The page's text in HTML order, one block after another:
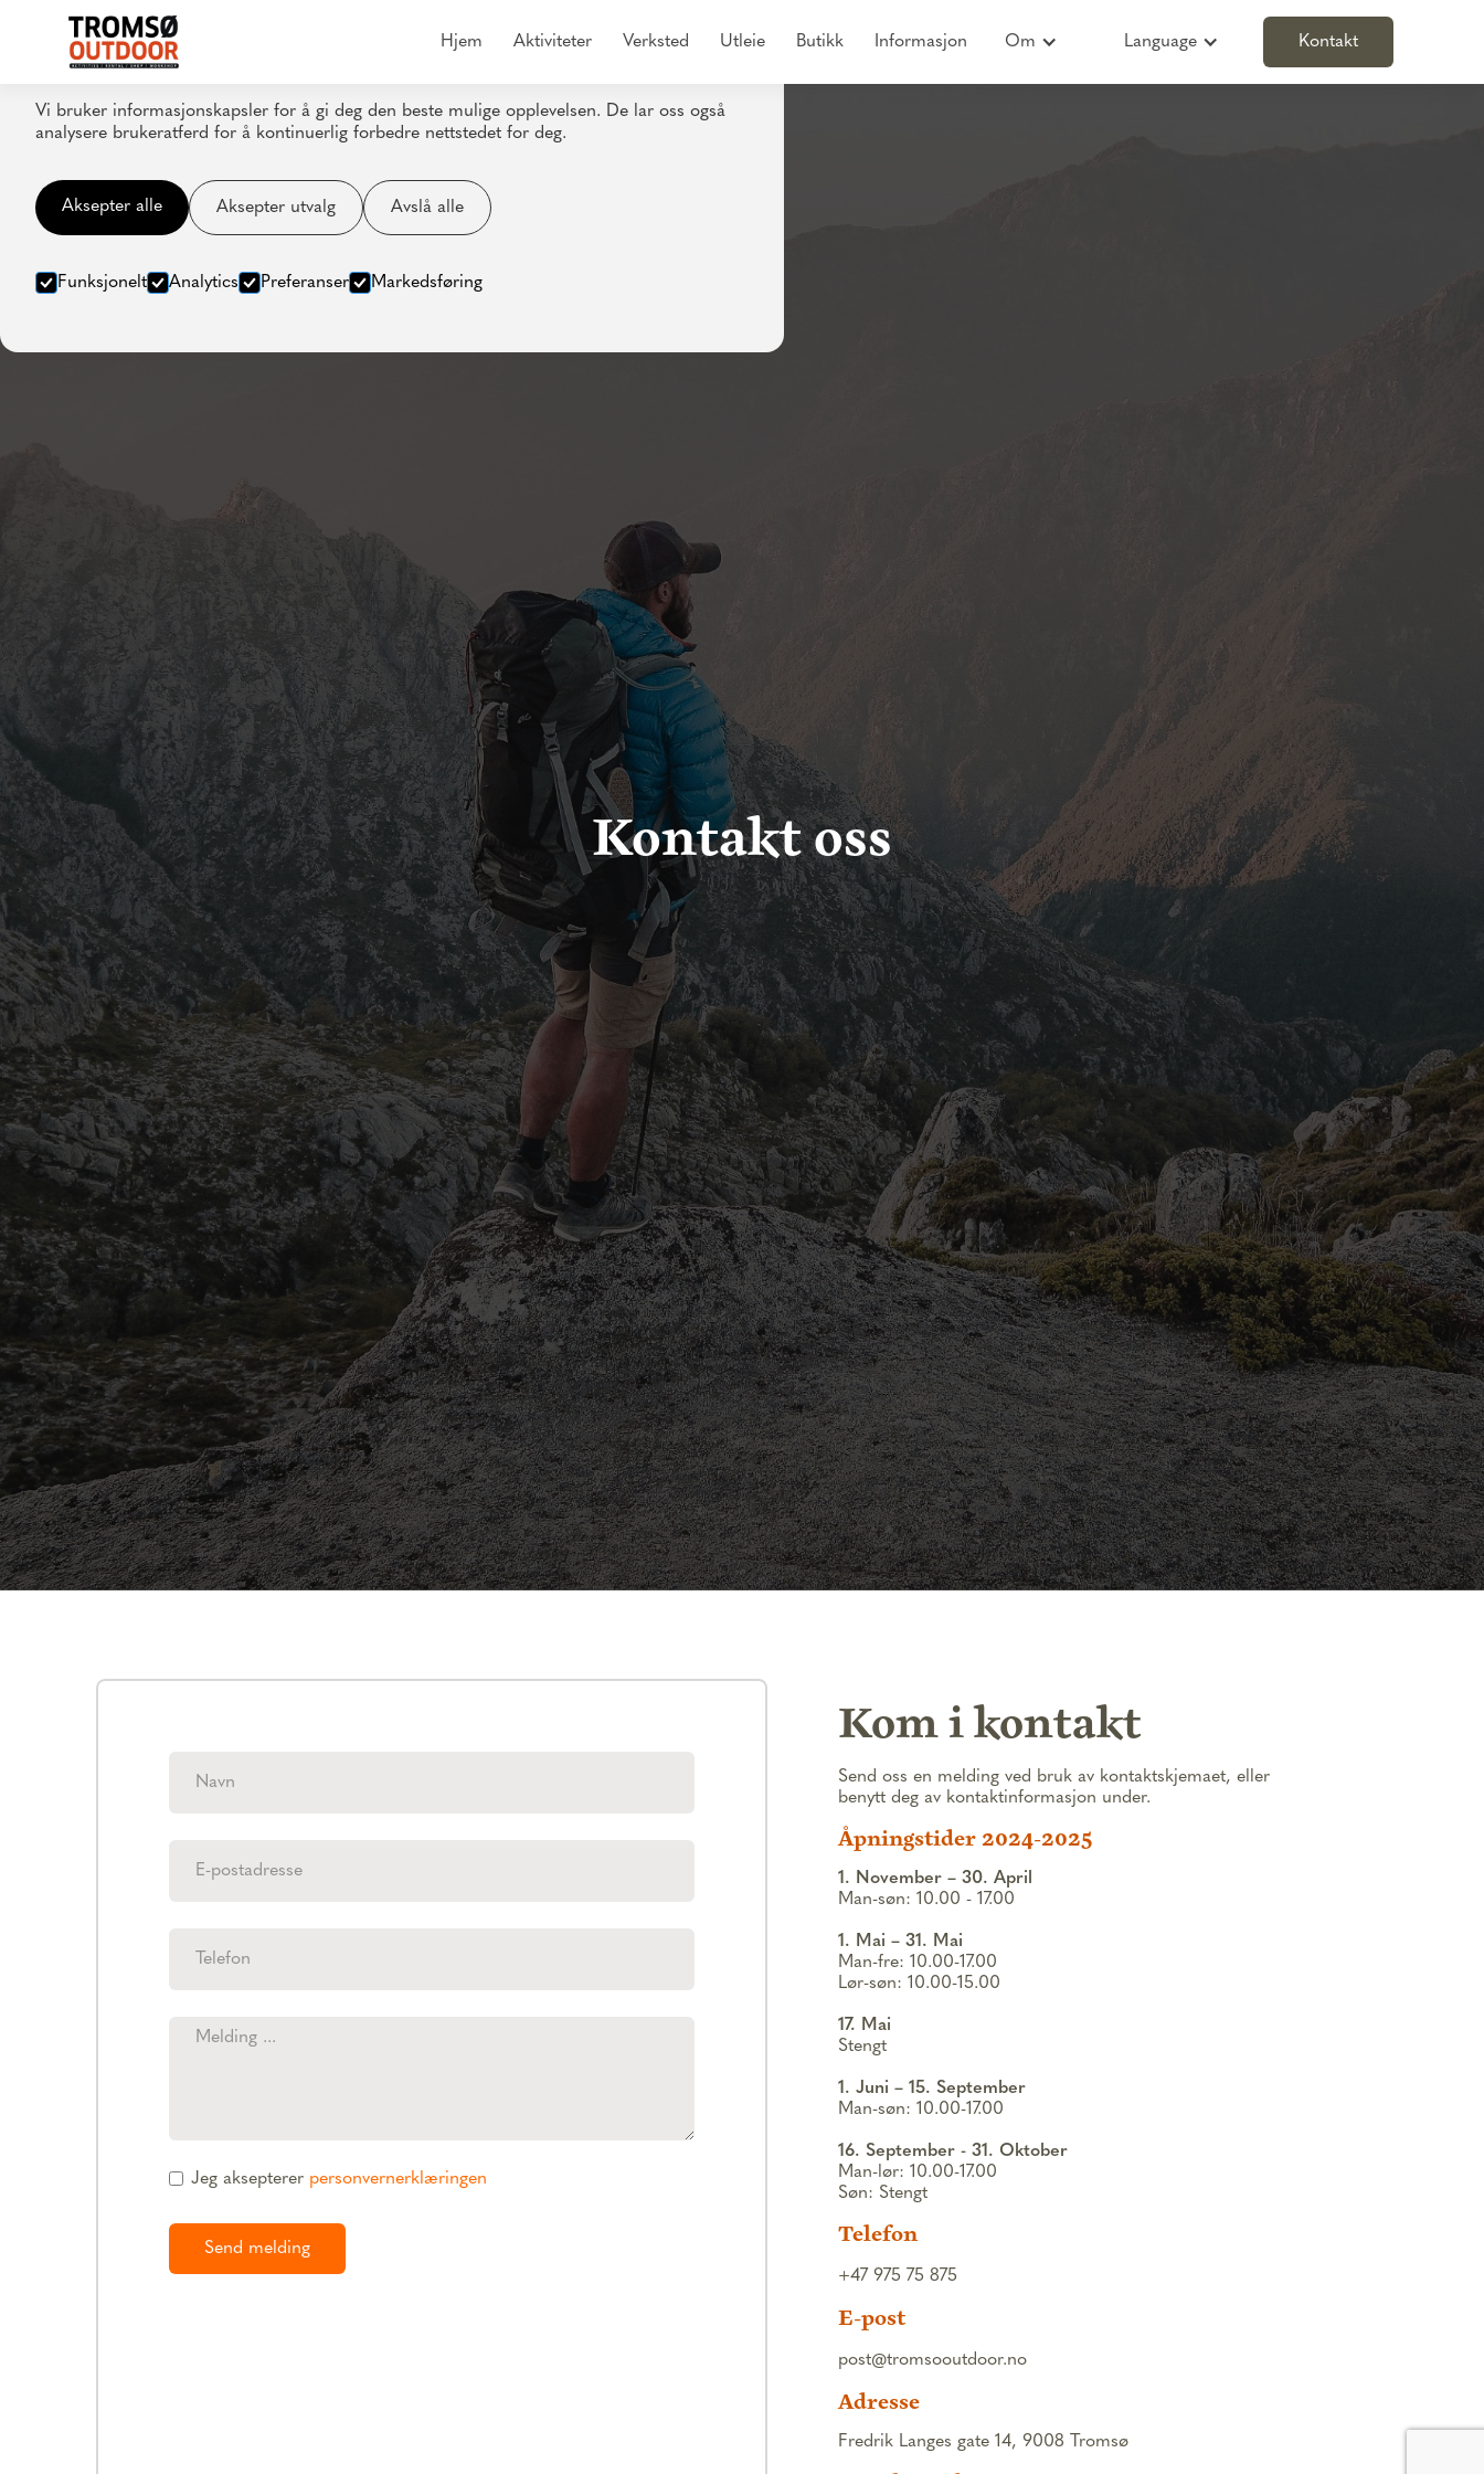
Informasjonskapsler
Vi bruker informasjonskapsler for å gi deg den beste mulige opplevelsen. De lar oss også
analysere brukeratferd for å kontinuerlig forbedre nettstedet for deg.
Aksepter alle Aksepter utvalg Avslå alle
Funksjonelt Analytics Preferanser Markedsføring
Hjem Aktiviteter Verksted Utleie Butikk Informasjon Om Language Kontakt
Kontakt oss
Jeg aksepterer personvernerklæringen
Kom i kontakt
Send oss en melding ved bruk av kontaktskjemaet, eller
benytt deg av kontaktinformasjon under.
Åpningstider 2024-2025
1. November – 30. April
Man-søn: 10.00 - 17.00
1. Mai – 31. Mai
Man-fre: 10.00-17.00
Lør-søn: 10.00-15.00
17. Mai
Stengt
1. Juni – 15. September
Man-søn: 10.00-17.00
16. September - 31. Oktober
Man-lør: 10.00-17.00
Søn: Stengt
Telefon
+47 975 75 875
E-post
post@tromsooutdoor.no
Adresse
Fredrik Langes gate 14, 9008 Tromsø